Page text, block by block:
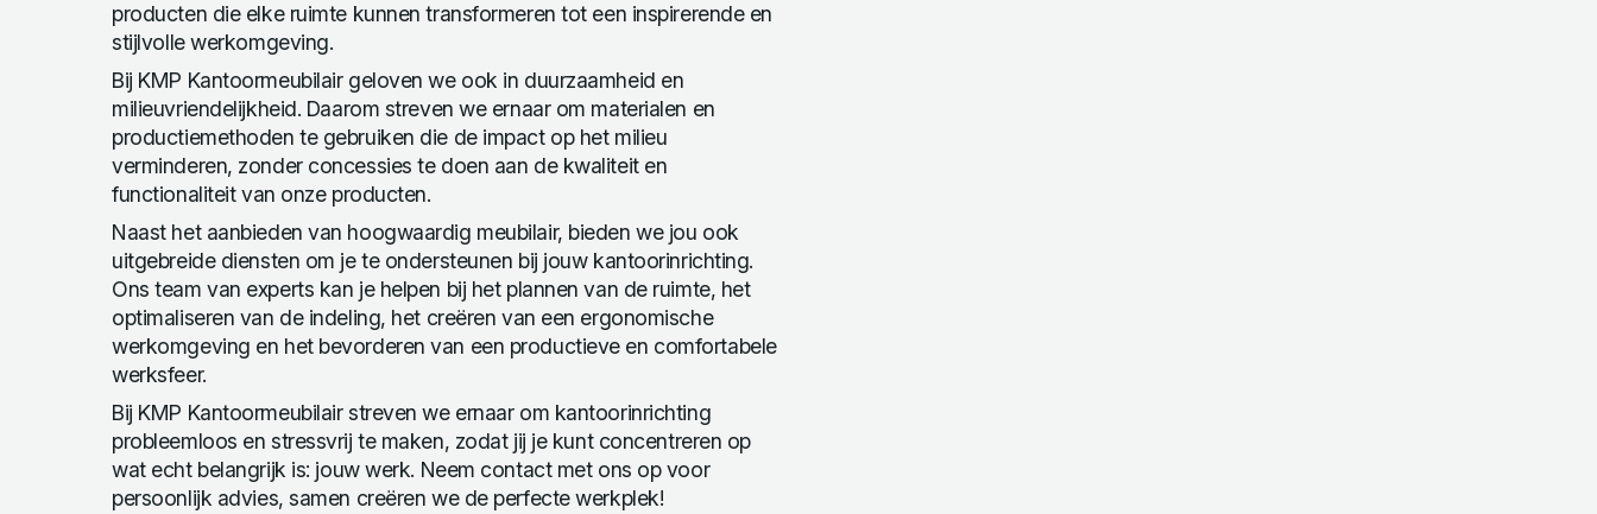
producten die elke ruimte kunnen transformeren tot een inspirerende en
stijlvolle werkomgeving.
Bij KMP Kantoormeubilair geloven we ook in duurzaamheid en
milieuvriendelijkheid. Daarom streven we ernaar om materialen en
productiemethoden te gebruiken die de impact op het milieu
verminderen, zonder concessies te doen aan de kwaliteit en
functionaliteit van onze producten.
Naast het aanbieden van hoogwaardig meubilair, bieden we jou ook
uitgebreide diensten om je te ondersteunen bij jouw kantoorinrichting.
Ons team van experts kan je helpen bij het plannen van de ruimte, het
optimaliseren van de indeling, het creëren van een ergonomische
werkomgeving en het bevorderen van een productieve en comfortabele
werksfeer.
Bij KMP Kantoormeubilair streven we ernaar om kantoorinrichting
probleemloos en stressvrij te maken, zodat jij je kunt concentreren op
wat echt belangrijk is: jouw werk. Neem contact met ons op voor
persoonlijk advies, samen creëren we de perfecte werkplek!